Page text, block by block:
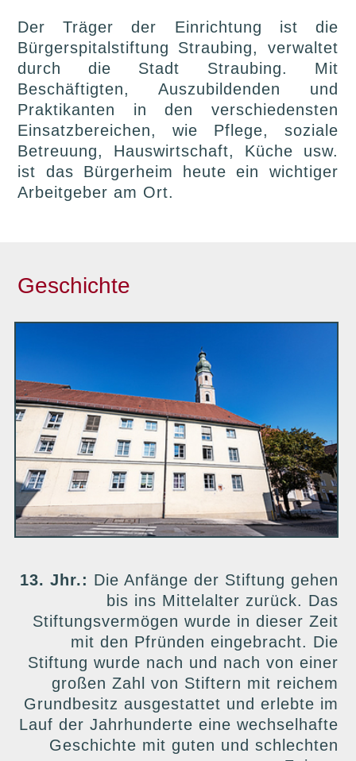
Der Träger der Einrichtung ist die
Bürgerspitalstiftung Straubing, verwaltet
durch die Stadt Straubing. Mit
Beschäftigten, Auszubildenden und
Praktikanten in den verschiedensten
Einsatzbereichen, wie Pflege, soziale
Betreuung, Hauswirtschaft, Küche usw.
ist das Bürgerheim heute ein wichtiger
Arbeitgeber am Ort.
Geschichte
13. Jhr.: Die Anfänge der Stiftung gehen
bis ins Mittelalter zurück. Das
Stiftungsvermögen wurde in dieser Zeit
mit den Pfründen eingebracht. Die
Stiftung wurde nach und nach von einer
großen Zahl von Stiftern mit reichem
Grundbesitz ausgestattet und erlebte im
Lauf der Jahrhunderte eine wechselhafte
Geschichte mit guten und schlechten